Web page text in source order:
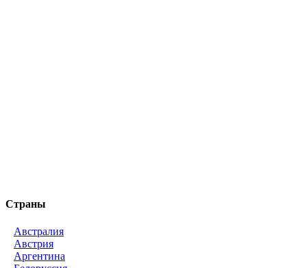
Страны
Австралия
Австрия
Аргентина